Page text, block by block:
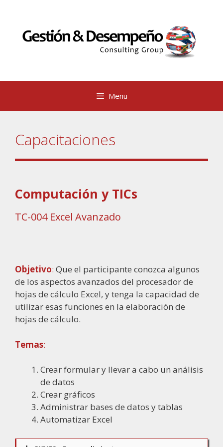
contenido
Menu
Capacitaciones
Computación y TICs
TC-004Excel Avanzado
Objetivo: Que el participante conozca algunos
de los aspectos avanzados del procesador de
hojas de cálculo Excel, y tenga la capacidad de
utilizar esas funciones en la elaboración de
hojas de cálculo.
Temas:
Crear formular y llevar a cabo un análisis
de datos
Crear gráficos
Administrar bases de datos y tablas
Automatizar Excel